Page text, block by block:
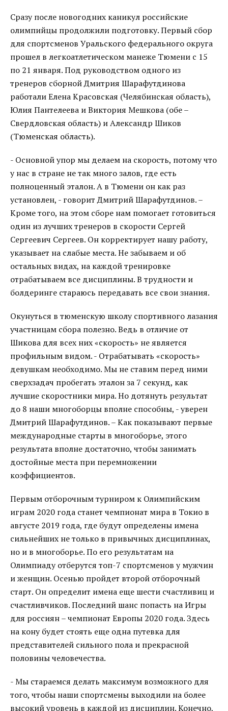
Сразу после новогодних каникул российские
олимпийцы продолжили подготовку. Первый сбор
для спортсменов Уральского федерального округа
прошел в легкоатлетическом манеже Тюмени с 15
по 21 января. Под руководством одного из
тренеров сборной Дмитрия Шарафутдинова
работали Елена Красовская (Челябинская область),
Юлия Пантелеева и Виктория Мешкова (обе –
Свердловская область) и Александр Шиков
(Тюменская область).
- Основной упор мы делаем на скорость, потому что
у нас в стране не так много залов, где есть
полноценный эталон. А в Тюмени он как раз
установлен, - говорит Дмитрий Шарафутдинов. –
Кроме того, на этом сборе нам помогает готовиться
один из лучших тренеров в скорости Сергей
Сергеевич Сергеев. Он корректирует нашу работу,
указывает на слабые места. Не забываем и об
остальных видах, на каждой тренировке
отрабатываем все дисциплины. В трудности и
болдеринге стараюсь передавать все свои знания.
Окунуться в тюменскую школу спортивного лазания
участницам сбора полезно. Ведь в отличие от
Шикова для всех них «скорость» не является
профильным видом. - Отрабатывать «скорость»
девушкам необходимо. Мы не ставим перед ними
сверхзадач пробегать эталон за 7 секунд, как
лучшие скоростники мира. Но дотянуть результат
до 8 наши многоборцы вполне способны, - уверен
Дмитрий Шарафутдинов. – Как показывают первые
международные старты в многоборье, этого
результата вполне достаточно, чтобы занимать
достойные места при перемножении
коэффициентов.
Первым отборочным турниром к Олимпийским
играм 2020 года станет чемпионат мира в Токио в
августе 2019 года, где будут определены имена
сильнейших не только в привычных дисциплинах,
но и в многоборье. По его результатам на
Олимпиаду отберутся топ-7 спортсменов у мужчин
и женщин. Осенью пройдет второй отборочный
старт. Он определит имена еще шести счастливиц и
счастливчиков. Последний шанс попасть на Игры
для россиян – чемпионат Европы 2020 года. Здесь
на кону будет стоять еще одна путевка для
представителей сильного пола и прекрасной
половины человечества.
- Мы стараемся делать максимум возможного для
того, чтобы наши спортсмены выходили на более
высокий уровень в каждой из дисциплин. Конечно,